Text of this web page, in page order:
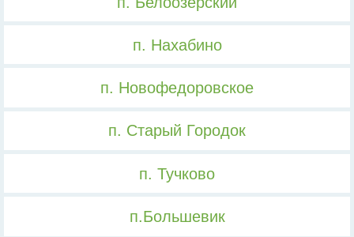
п. Нахабино
п. Новофедоровское
п. Старый Городок
п. Тучково
п.Большевик